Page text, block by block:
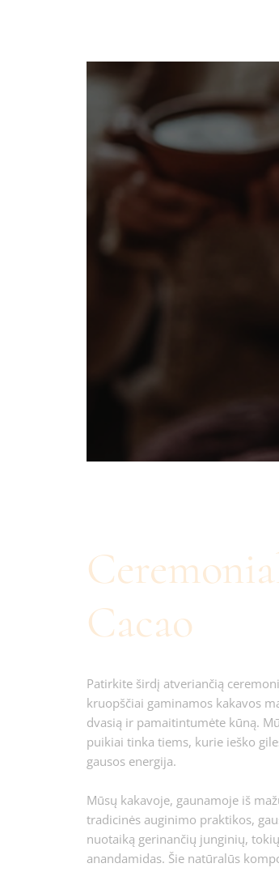
Cacao
Patirkite širdį atveriančią
kruopščiai gaminamos kakavos
dvasią ir pamaitintumėte kūną.
puikiai tinka tiems, kurie ieško
gausos energija.
Mūsų kakavoje, gaunamoje iš
tradicinės auginimo praktikos,
nuotaiką gerinančių junginių,
anandamidas. Šie natūralūs